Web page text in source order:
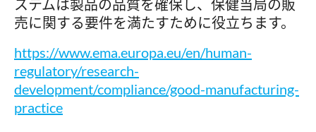
ステムは製品の品質を確保し、保健当局の販
売に関する要件を満たすために役立ちます。
https://www.ema.europa.eu/en/human-
regulatory/research-
development/compliance/good-manufacturing-
practice